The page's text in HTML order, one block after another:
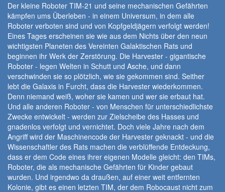
Der kleine Roboter TIM-21 und seine mechanischen Gefährten
kämpfen ums Überleben - in einem Universum, in dem alle
Roboter verboten sind und von Kopfgeldjägern verfolgt werden!
Eines Tages erscheinen sie wie aus dem Nichts über den neun
wichtigsten Planeten des Vereinten Galaktischen Rats und
beginnen ihr Werk der Zerstörung. Die Harvester - gigantische
Roboter - legen Welten in Schutt und Asche, und dann
verschwinden sie so plötzlich, wie sie gekommen sind. Seither
lebt die Galaxis in Furcht, dass die Harvester wiederkommen.
Denn niemand weiß, woher sie kamen und wer sie erbaut hat.
Und alle anderen Roboter - von Menschen für unterschiedlichste
Zwecke entwickelt - werden zur Zielscheibe des Hasses und
gnadenlos verfolgt und vernichtet. Doch viele Jahre nach dem
Angriff wird der Maschinencode der Harvester geknackt - und die
Wissenschaftler des Rats machen die verblüffende Entdeckung,
dass er dem Code eines ihrer eigenen Modelle gleicht: den TIMs,
Roboter, die als mechanische Gefährten für Kinder gebaut
wurden. Und irgendwo da draußen, auf einer weit entfernten
Kolonie, gibt es einen letzten TIM, der dem Robocaust nicht zum